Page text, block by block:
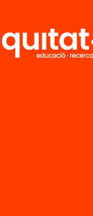
llegar
son un
12 y 18
territorio a
de la
para su
han
en
con